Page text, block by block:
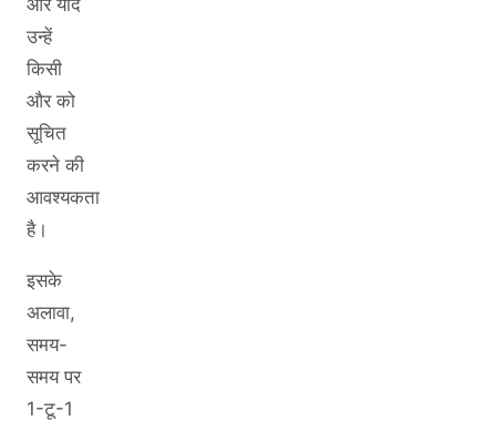
उन्हें
किसी
और को
सूचित
करने की
आवश्यकता
है।
इसके
अलावा,
समय-
समय पर
1-टू-1